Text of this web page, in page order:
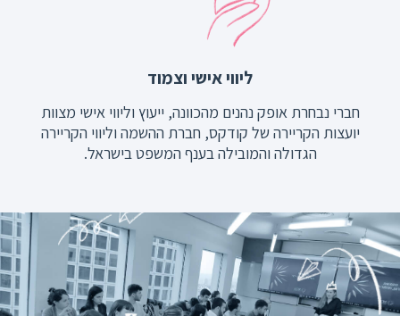
ליווי אישי וצמוד
חברי נבחרת אופק נהנים מהכוונה, ייעוץ וליווי אישי מצוות
יועצות הקריירה של קודקס, חברת ההשמה וליווי הקריירה
הגדולה והמובילה בענף המשפט בישראל.